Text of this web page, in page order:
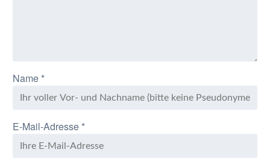
Name *
E-Mail-Adresse *